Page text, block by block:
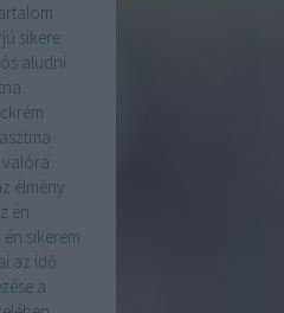
sikere
aludni
asztma
élmény
én
én sikerem
az idő
a